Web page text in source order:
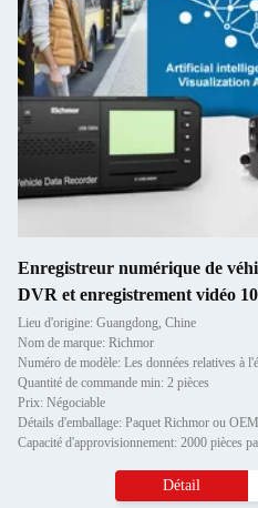
Enregistreur numérique de
DVR et enregistrement vidéo
Lieu d'origine: Guangdong, Chine
Nom de marque: Richmor
Quantité de commande min: 2 pièces
Prix: Négociable
Détails d'emballage: Paquet Richmor ou
Capacité d'approvisionnement: 2000 pièces
Détail